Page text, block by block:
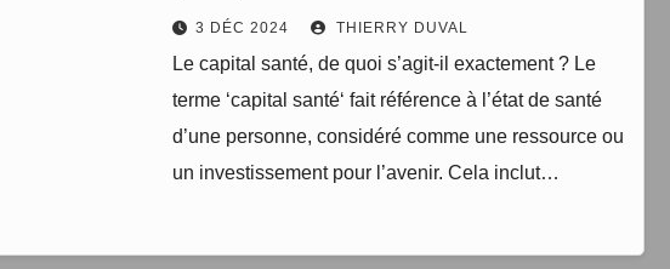
3 DÉC 2024 THIERRY DUVAL
Le capital santé, de quoi s’agit-il exactement ? Le
terme ‘capital santé‘ fait référence à l’état de santé
d’une personne, considéré comme une ressource ou
un investissement pour l’avenir. Cela inclut…